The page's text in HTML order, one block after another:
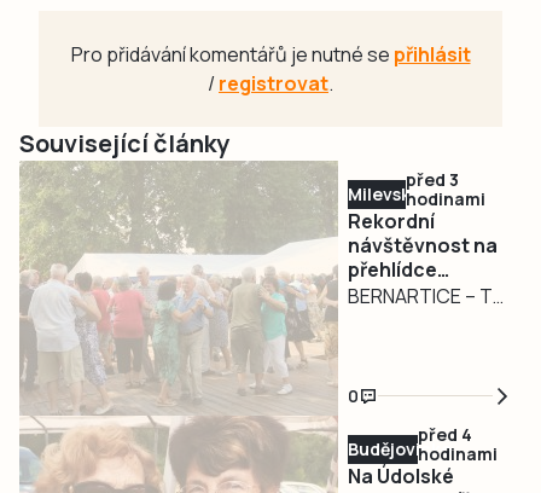
Pro přidávání komentářů je nutné se přihlásit
/registrovat.
Související články
Milevsko
před 3
hodinami
Rekordní
návštěvnost na
přehlídce
dechovek v
naštvaní.
Dechovka
BERNARTICE – To
přehlídky
dechových hudeb
nečekali. V sobotu
8. srpna navštívilo
0
Budějovicko
před 4
hodinami
Na Údolské